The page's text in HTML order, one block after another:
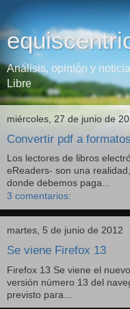
Análisis, opinión y
Libre
miércoles, 27 de junio de
Convertir pdf a
Los lectores de libros
eReaders- son una
donde debemos paga...
3 comentarios:
martes, 5 de junio de 2012
Se viene Firefox 13
Firefox 13 Se viene el
versión número 13 del
previsto para...